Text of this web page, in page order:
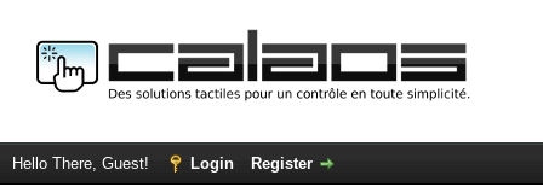
Hello There, Guest! Login Register